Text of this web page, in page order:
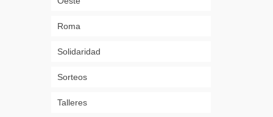
Roma
Solidaridad
Sorteos
Talleres